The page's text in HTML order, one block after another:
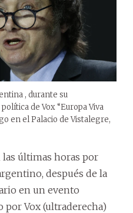
, durante su
de Vox “Europa Viva
en el Palacio de Vistalegre,
las últimas horas por
después de la
en un evento
Vox (ultraderecha)